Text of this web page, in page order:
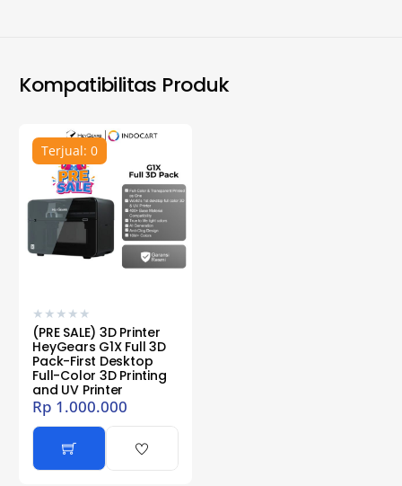
Kompatibilitas Produk
Terjual: 0
★ ★ ★ ★ ★
(PRE SALE) 3D Printer
HeyGears G1X Full 3D
Pack-First Desktop
Full-Color 3D Printing
and UV Printer
Rp 1.000.000